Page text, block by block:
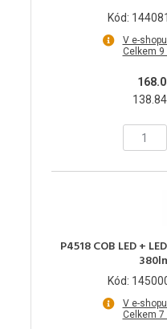
Kód:
V e-
Celkem 9
P4518 COB LED +
Kód:
V e-
Celkem 7